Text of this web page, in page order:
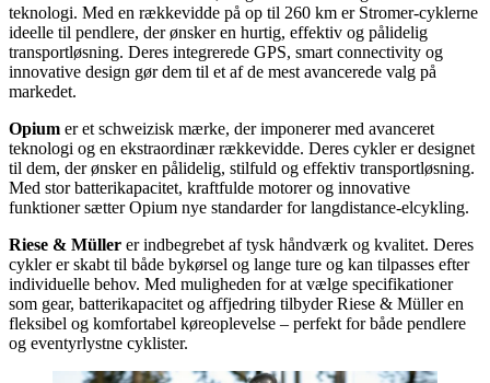
teknologi. Med en rækkevidde på op til 260 km er Stromer-cyklerne
ideelle til pendlere, der ønsker en hurtig, effektiv og pålidelig
transportløsning. Deres integrerede GPS, smart connectivity og
innovative design gør dem til et af de mest avancerede valg på
markedet.
Opium er et schweizisk mærke, der imponerer med avanceret
teknologi og en ekstraordinær rækkevidde. Deres cykler er designet
til dem, der ønsker en pålidelig, stilfuld og effektiv transportløsning.
Med stor batterikapacitet, kraftfulde motorer og innovative
funktioner sætter Opium nye standarder for langdistance-elcykling.
Riese & Müller er indbegrebet af tysk håndværk og kvalitet. Deres
cykler er skabt til både bykørsel og lange ture og kan tilpasses efter
individuelle behov. Med muligheden for at vælge specifikationer
som gear, batterikapacitet og affjedring tilbyder Riese & Müller en
fleksibel og komfortabel køreoplevelse – perfekt for både pendlere
og eventyrlystne cyklister.